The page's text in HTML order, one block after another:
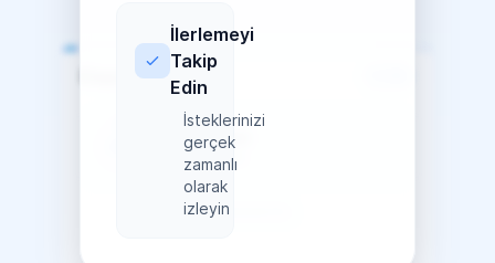
Days Gone
24 Oy gerekli
4% tamamlandı
CUSA09175
İlerlemeyi
Takip
Edin
İsteklerinizi
gerçek
zamanlı
olarak
izleyin